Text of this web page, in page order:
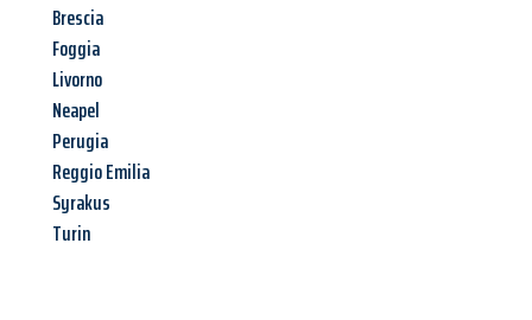
Brescia
Foggia
Livorno
Neapel
Perugia
Reggio Emilia
Syrakus
Turin